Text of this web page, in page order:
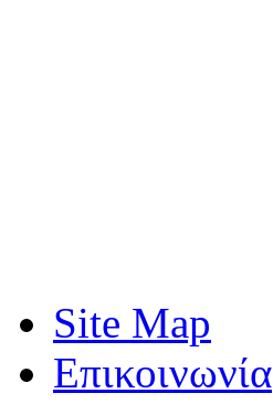
Site Map
Επικοινωνία